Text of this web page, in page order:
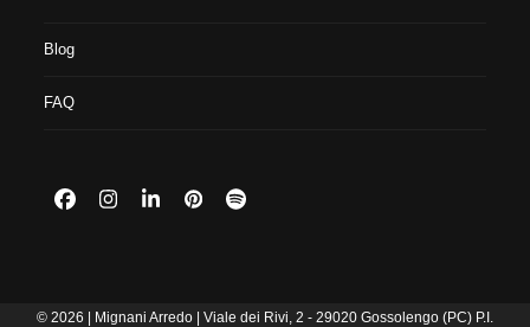
Blog
FAQ
Facebook
Instagram
LinkedInPinterest
Spotify
© 2026 | Mignani Arredo | Viale dei Rivi, 2 - 29020 Gossolengo (PC) P.I.